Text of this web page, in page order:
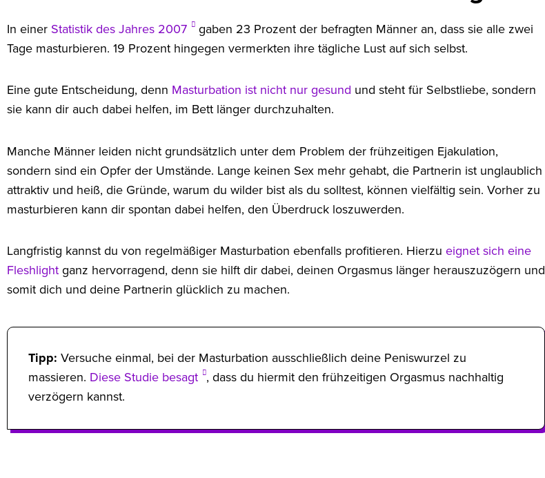
In einer Statistik des Jahres 2007
gaben 23 Prozent der befragten Männer an, dass sie alle zwei
Tage masturbieren. 19 Prozent hingegen vermerkten ihre tägliche Lust auf sich selbst.
Eine gute Entscheidung, denn Masturbation ist nicht nur gesund und steht für Selbstliebe, sondern
sie kann dir auch dabei helfen, im Bett länger durchzuhalten.
Manche Männer leiden nicht grundsätzlich unter dem Problem der frühzeitigen Ejakulation,
sondern sind ein Opfer der Umstände. Lange keinen Sex mehr gehabt, die Partnerin ist unglaublich
attraktiv und heiß, die Gründe, warum du wilder bist als du solltest, können vielfältig sein. Vorher zu
masturbieren kann dir spontan dabei helfen, den Überdruck loszuwerden.
Langfristig kannst du von regelmäßiger Masturbation ebenfalls profitieren. Hierzu eignet sich eine
Fleshlight ganz hervorragend, denn sie hilft dir dabei, deinen Orgasmus länger herauszuzögern und
somit dich und deine Partnerin glücklich zu machen.
Tipp: Versuche einmal, bei der Masturbation ausschließlich deine Peniswurzel zu
massieren. Diese Studie besagt , dass du hiermit den frühzeitigen Orgasmus nachhaltig
verzögern kannst.